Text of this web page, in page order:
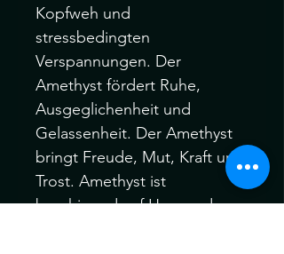
Kopfweh und
stressbedingten
Verspannungen. Der
Amethyst fördert Ruhe,
Ausgeglichenheit und
Gelassenheit. Der Amethyst
bringt Freude, Mut, Kraft und
Trost. Amethyst ist
beruhigend auf Herz und